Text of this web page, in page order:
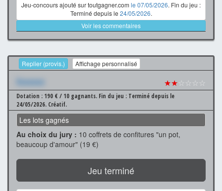
Jeu-concours ajouté sur toutgagner.com le 07/05/2026. Fin du jeu :
Terminé depuis le 24/05/2026.
Voir les commentaires
Replier (provis.) Affichage personnalisé
Xxxxxxx ★★☆☆☆☆
Dotation : 190 € / 10 gagnants. Fin du jeu : Terminé depuis le
24/05/2026. Créatif.
Les lots gagnés
Au choix du jury : 10 coffrets de confitures "un pot,
beaucoup d'amour" (19 €)
Jeu terminé